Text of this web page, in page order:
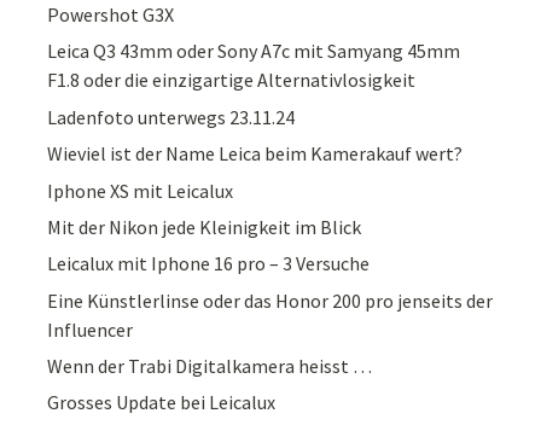
Powershot G3X
Leica Q3 43mm oder Sony A7c mit Samyang 45mm
F1.8 oder die einzigartige Alternativlosigkeit
Ladenfoto unterwegs 23.11.24
Wieviel ist der Name Leica beim Kamerakauf wert?
Iphone XS mit Leicalux
Mit der Nikon jede Kleinigkeit im Blick
Leicalux mit Iphone 16 pro – 3 Versuche
Eine Künstlerlinse oder das Honor 200 pro jenseits der
Influencer
Wenn der Trabi Digitalkamera heisst …
Grosses Update bei Leicalux